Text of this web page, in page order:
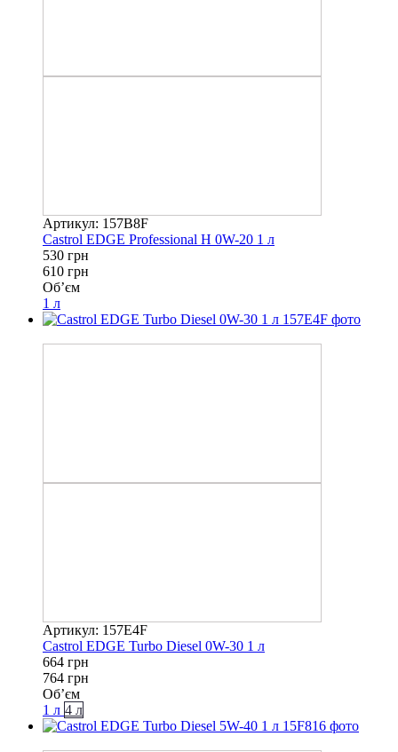
Артикул: 157B8F
Castrol EDGE Professional H 0W-20 1 л
530 грн
610 грн
Об’єм
1 л
Артикул: 157E4F
Castrol EDGE Turbo Diesel 0W-30 1 л
664 грн
764 грн
Об’єм
1 л 4 л